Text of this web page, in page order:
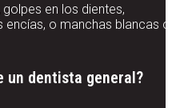
en los dientes,
o manchas blancas o
un dentista general?